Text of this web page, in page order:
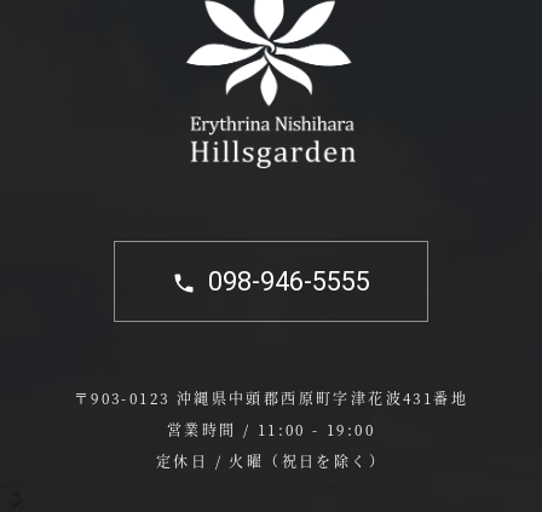
098-946-5555
〒903-0123 沖縄県中頭郡西原町字津花波431番地
営業時間 / 11:00 - 19:00
定休日 / 火曜（祝日を除く）